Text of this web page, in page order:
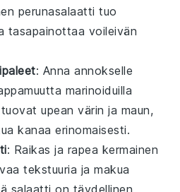
perunasalaatti tuo
tasapainottaa voileivän
: Anna annokselle
marinoiduilla
upean värin ja maun,
kanaa erinomaisesti.
: Raikas ja rapea kermainen
tekstuuria ja makua